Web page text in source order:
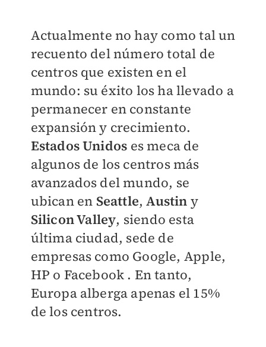
Actualmente no hay como tal un
recuento del número total de
centros que existen en el
mundo: su éxito los ha llevado a
permanecer en constante
expansión y crecimiento.
Estados Unidos es meca de
algunos de los centros más
avanzados del mundo, se
ubican en Seattle,Austin y
Silicon Valley, siendo esta
última ciudad, sede de
empresas como Google, Apple,
HP o Facebook . En tanto,
Europa alberga apenas el 15%
de los centros.